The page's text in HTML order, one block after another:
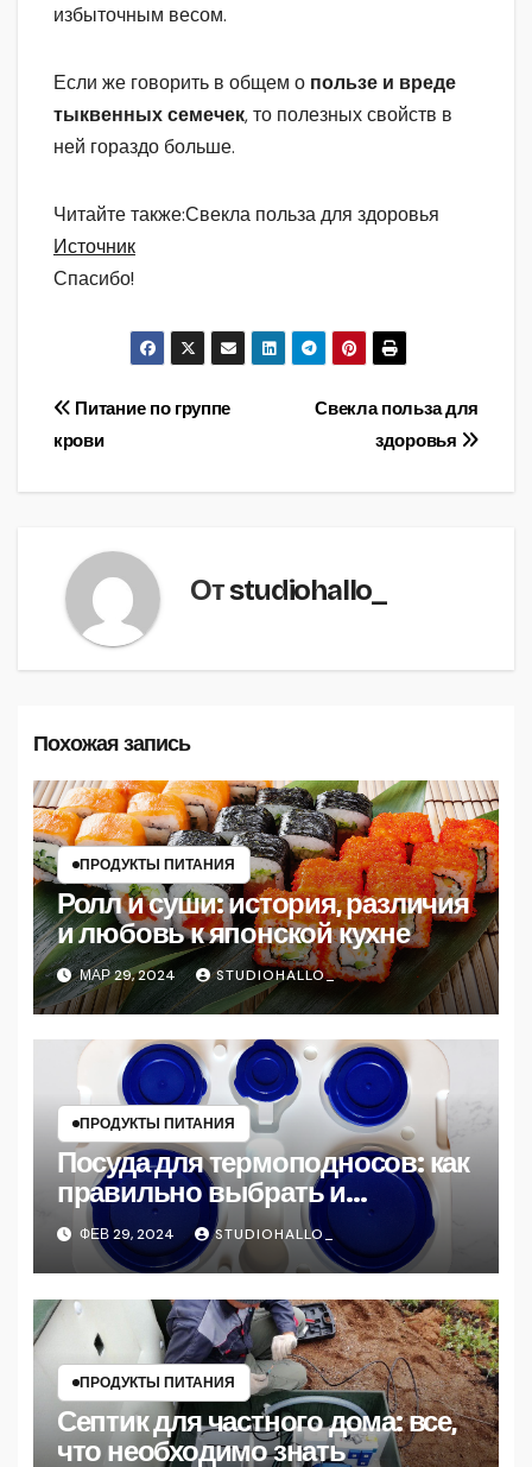
избыточным весом.
Если же говорить в общем о пользе и вреде
тыквенных семечек, то полезных свойств в
ней гораздо больше.
Читайте также:Свекла польза для здоровья
Источник
Спасибо!
Навигация
по
Свекла польза для
здоровья
Питание по группе
крови
Отstudiohallo_
Похожая запись
ПРОДУКТЫ ПИТАНИЯ
Ролл и суши: история, различия
и любовь к японской кухне
МАР 29, 2024 STUDIOHALLO_
ПРОДУКТЫ ПИТАНИЯ
Посуда для термоподносов: как
правильно выбрать и
использовать
ФЕВ 29, 2024 STUDIOHALLO_
ПРОДУКТЫ ПИТАНИЯ
Септик для частного дома: все,
что необходимо знать